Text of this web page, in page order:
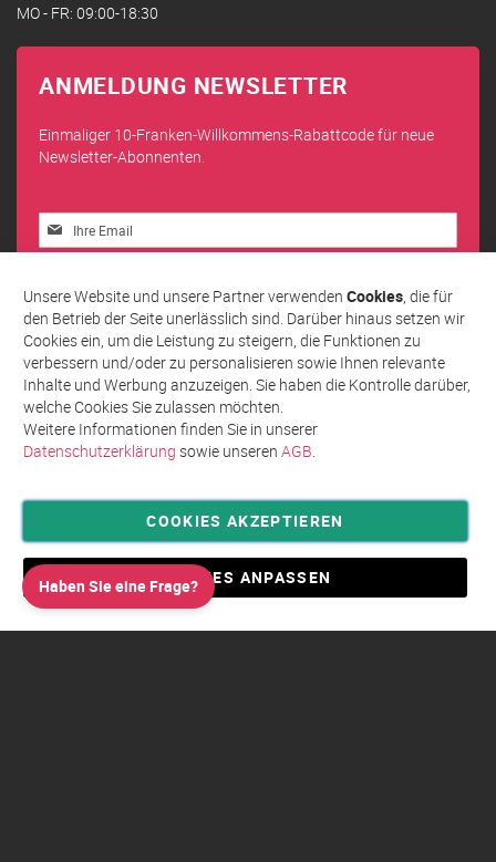
MO - FR: 09:00-18:30
ANMELDUNG NEWSLETTER
Einmaliger 10-Franken-Willkommens-Rabattcode für neue
Newsletter-Abonnenten.
Melden
Sie
unseren
Newsletter
an:
Abonnieren
Privatsphäre und Datenschutz
Allgemeine Geschäftsbedingungen AGB
Impressum
Unsere Website und unsere Partner verwenden Cookies, die für
den Betrieb der Seite unerlässlich sind. Darüber hinaus setzen wir
Cookies ein, um die Leistung zu steigern, die Funktionen zu
verbessern und/oder zu personalisieren sowie Ihnen relevante
Inhalte und Werbung anzuzeigen. Sie haben die Kontrolle darüber,
welche Cookies Sie zulassen möchten.
Weitere Informationen finden Sie in unserer
Datenschutzerklärung sowie unseren AGB.
COOKIES AKZEPTIEREN
COOKIES ANPASSEN
Haben Sie eine Frage?